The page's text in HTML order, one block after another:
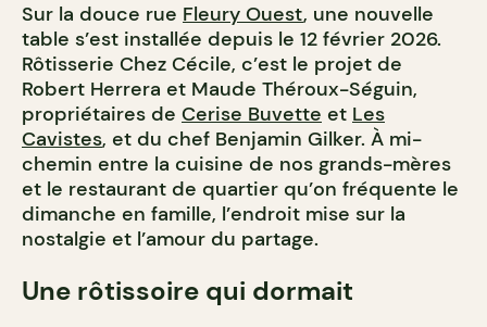
Sur la douce rue Fleury Ouest, une nouvelle
table s’est installée depuis le 12 février 2026.
Rôtisserie Chez Cécile, c’est le projet de
Robert Herrera et Maude Théroux-Séguin,
propriétaires de Cerise Buvette et Les
Cavistes, et du chef Benjamin Gilker. À mi-
chemin entre la cuisine de nos grands-mères
et le restaurant de quartier qu’on fréquente le
dimanche en famille, l’endroit mise sur la
nostalgie et l’amour du partage.
Une rôtissoire qui dormait